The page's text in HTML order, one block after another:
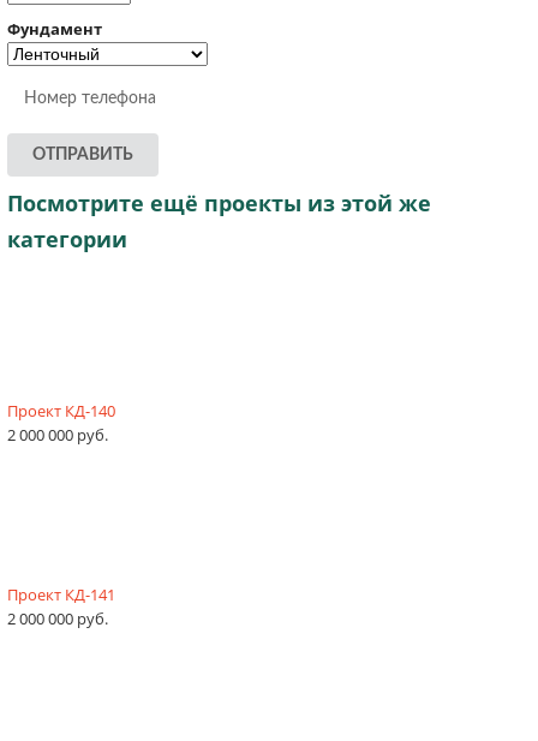
Фундамент
ОТПРАВИТЬ
Посмотрите ещё проекты из этой же
категории
Проект КД-140
2 000 000 руб.
Проект КД-141
2 000 000 руб.